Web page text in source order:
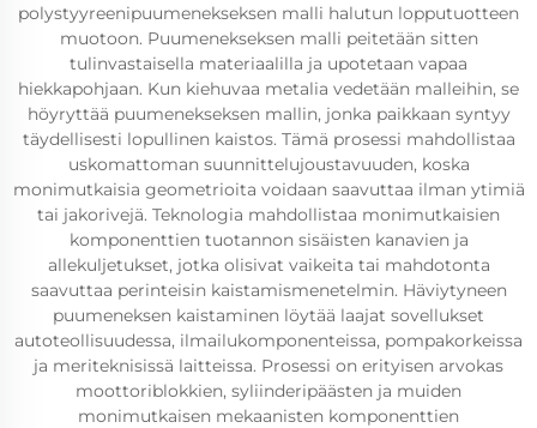
polystyyreenipuumenekseksen malli halutun lopputuotteen
muotoon. Puumenekseksen malli peitetään sitten
tulinvastaisella materiaalilla ja upotetaan vapaa
hiekkapohjaan. Kun kiehuvaa metalia vedetään malleihin, se
höyryttää puumenekseksen mallin, jonka paikkaan syntyy
täydellisesti lopullinen kaistos. Tämä prosessi mahdollistaa
uskomattoman suunnittelujoustavuuden, koska
monimutkaisia geometrioita voidaan saavuttaa ilman ytimiä
tai jakorivejä. Teknologia mahdollistaa monimutkaisien
komponenttien tuotannon sisäisten kanavien ja
allekuljetukset, jotka olisivat vaikeita tai mahdotonta
saavuttaa perinteisin kaistamismenetelmin. Häviytyneen
puumeneksen kaistaminen löytää laajat sovellukset
autoteollisuudessa, ilmailukomponenteissa, pompakorkeissa
ja meriteknisissä laitteissa. Prosessi on erityisen arvokas
moottoriblokkien, syliinderipäästen ja muiden
monimutkaisen mekaanisten komponenttien